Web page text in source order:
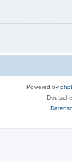
Powered by